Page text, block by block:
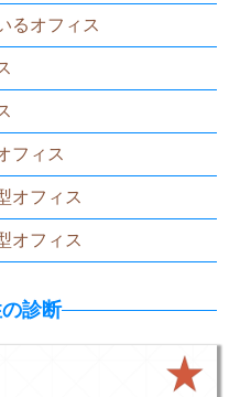
るオフィス
フィス
オフィス
オフィス
診断